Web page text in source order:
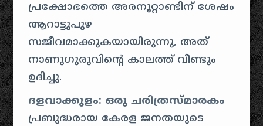
പ്രക്ഷോഭത്തെ അരനൂറ്റാണ്ടിന് ശേഷം
ആറാട്ടുപുഴ
സജീവമാക്കുകയായിരുന്നു, അത്
നാണുഗുരുവിന്റെ കാലത്ത് വീണ്ടും
ഉദിച്ചു.
ദളവാക്കുളം: ഒരു ചരിത്രസ്മാരകം
പ്രബുദ്ധരായ കേരള ജനതയുടെ